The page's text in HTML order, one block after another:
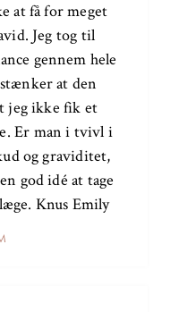
at få for meget
Jeg tog til
gennem hele
at den
jeg ikke fik et
Er man i tvivl i
og graviditet,
god idé at tage
Knus Emily